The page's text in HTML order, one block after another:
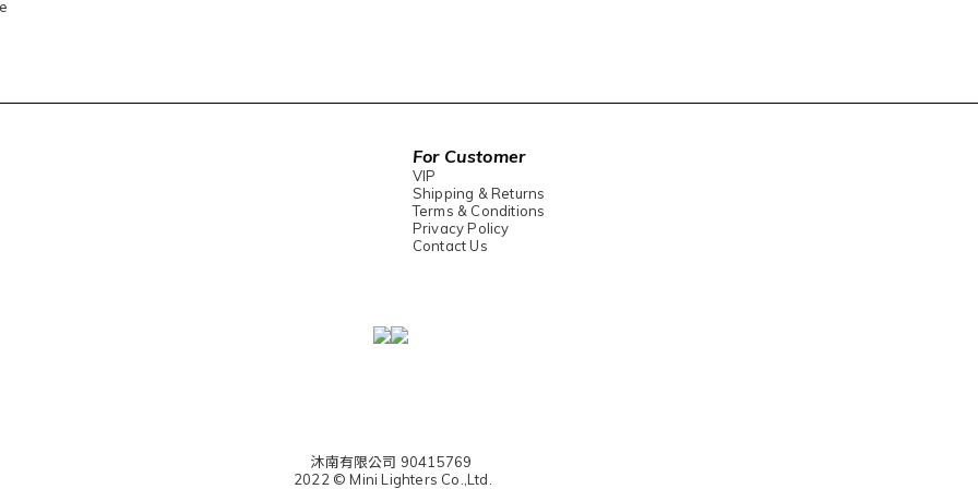
For Customer
VIP
Shipping & Returns
Terms & Conditions
Privacy Policy
Contact Us
沐南有限公司 90415769
2022 © Mini Lighters Co.,Ltd.